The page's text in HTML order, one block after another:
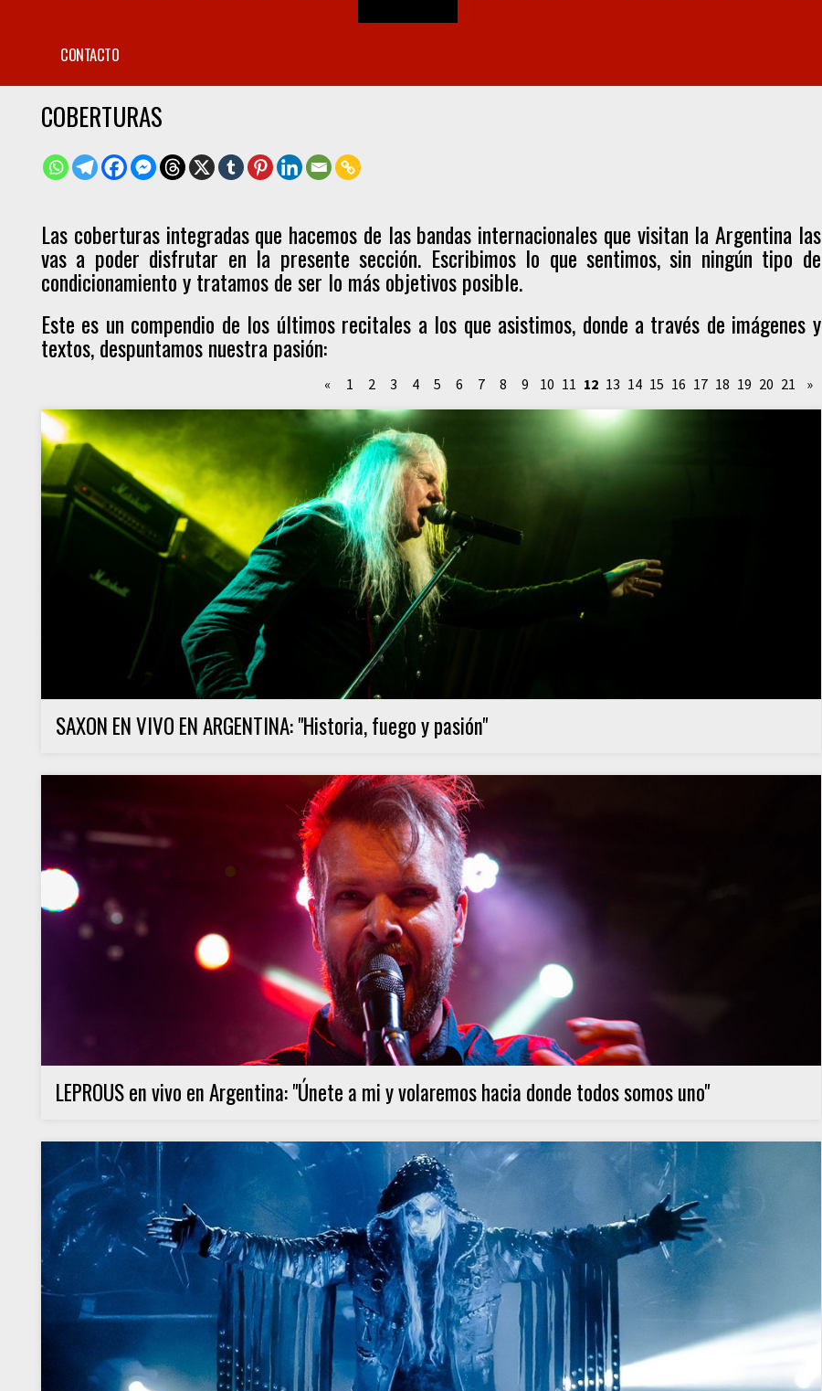
CONTACTO
COBERTURAS
Las coberturas integradas que hacemos de las bandas internacionales que visitan la Argentina las
vas a poder disfrutar en la presente sección. Escribimos lo que sentimos, sin ningún tipo de
condicionamiento y tratamos de ser lo más objetivos posible.
Este es un compendio de los últimos recitales a los que asistimos, donde a través de imágenes y
textos, despuntamos nuestra pasión:
« 1 2 3 4 5 6 7 8 9 10 11 12 13 14 15 16 17 18 19 20 21 »
SAXON EN VIVO EN ARGENTINA: "Historia, fuego y pasión"
LEPROUS en vivo en Argentina: "Únete a mi y volaremos hacia donde todos somos uno"